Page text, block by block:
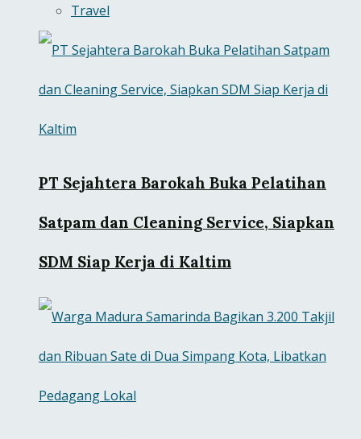
Travel
PT Sejahtera Barokah Buka Pelatihan
Satpam dan Cleaning Service, Siapkan
SDM Siap Kerja di Kaltim